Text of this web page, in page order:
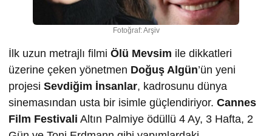
Fotoğraf: Arşiv
İlk uzun metrajlı filmi Ölü Mevsim ile dikkatleri
üzerine çeken yönetmen Doğuş Algün’ün yeni
projesi Sevdiğim İnsanlar, kadrosunu dünya
sinemasından usta bir isimle güçlendiriyor. Cannes
Film Festivali Altın Palmiye ödüllü 4 Ay, 3 Hafta, 2